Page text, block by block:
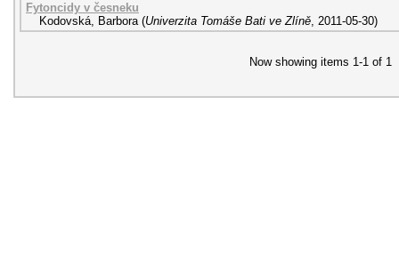
Fytoncidy v česneku
Kodovská, Barbora (Univerzita Tomáše Bati ve Zlíně, 2011-05-30)
Now showing items 1-1 of 1